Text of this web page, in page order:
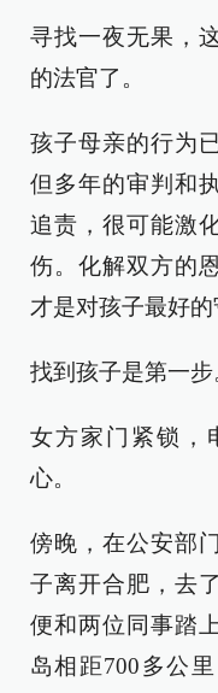
寻找一夜无果，
的法官了。
孩子母亲的行为
但多年的审判和
追责，很可能激
伤。化解双方的
才是对孩子最好的
找到孩子是第一步
女方家门紧锁，
心。
傍晚，在公安部
子离开合肥，去
便和两位同事踏
岛相距700多公